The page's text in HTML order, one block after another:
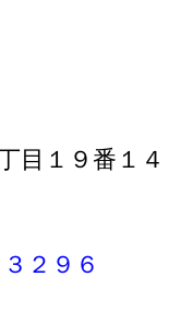
目１９番１４
２９６